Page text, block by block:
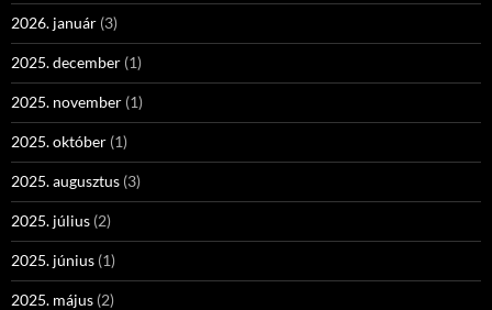
2026. január (3)
2025. december (1)
2025. november (1)
2025. október (1)
2025. augusztus (3)
2025. július (2)
2025. június (1)
2025. május (2)